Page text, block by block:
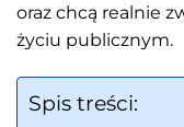
oraz chcą realnie
życiu publicznym.
Spis treści: